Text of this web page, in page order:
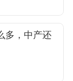
多，中产还